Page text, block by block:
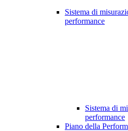
Sistema di
performance
Sistema di
performance
Piano della